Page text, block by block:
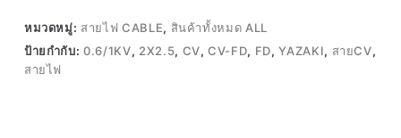
หมวดหมู่: สายไฟ CABLE, สินค้าทั้งหมด ALL
ป้ายกำกับ:0.6/1KV, 2X2.5, CV,CV-FD, FD,YAZAKI, สายCV,
สายไฟ